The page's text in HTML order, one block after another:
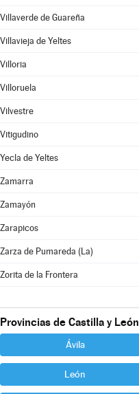
Villaverde de Guareña
Villavieja de Yeltes
Villoria
Villoruela
Vilvestre
Vitigudino
Yecla de Yeltes
Zamarra
Zamayón
Zarapicos
Zarza de Pumareda (La)
Zorita de la Frontera
Provincias de Castilla y León
Ávila
León